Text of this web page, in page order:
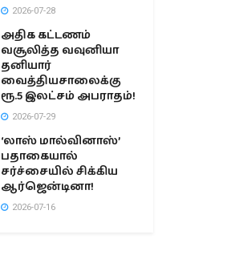
2026-07-28
அதிக கட்டணம்
வசூலித்த வவுனியா
தனியார்
வைத்தியசாலைக்கு
ரூ.5 இலட்சம் அபராதம்!
2026-07-29
‘லாஸ் மால்வினாஸ்’
பதாகையால்
சர்ச்சையில் சிக்கிய
ஆர்ஜென்டினா!
2026-07-16